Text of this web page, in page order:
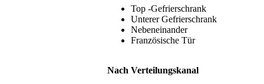
Top -Gefrierschrank
Unterer Gefrierschrank
Nebeneinander
Französische Tür
Nach Verteilungskanal